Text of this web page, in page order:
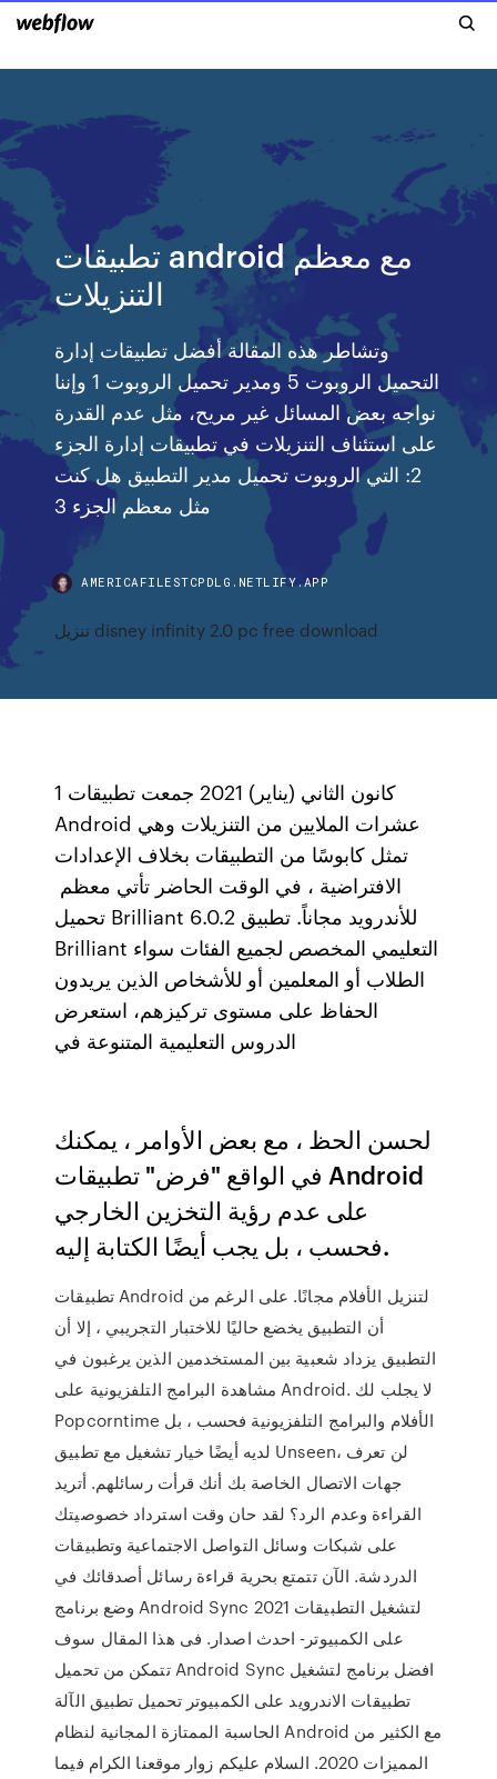
تطبيقات android مع معظم
التنزيلات
وتشاطر هذه المقالة أفضل تطبيقات إدارة
التحميل الروبوت 5 ومدير تحميل الروبوت 1 وإننا
نواجه بعض المسائل غير مريح، مثل عدم القدرة
على استئناف التنزيلات في تطبيقات إدارة الجزء
2: التي الروبوت تحميل مدير التطبيق هل كنت
مثل معظم الجزء 3
AMERICAFILESTCPDLG.NETLIFY.APP
تنزيل disney infinity 2.0 pc free download
1 كانون الثاني (يناير) 2021 جمعت تطبيقات
Android عشرات الملايين من التنزيلات وهي
تمثل كابوسًا من التطبيقات بخلاف الإعدادات
الافتراضية ، في الوقت الحاضر تأتي معظم
تحميل Brilliant 6.0.2 للأندرويد مجاناً. تطبيق
Brilliant التعليمي المخصص لجميع الفئات سواء
الطلاب أو المعلمين أو للأشخاص الذين يريدون
الحفاظ على مستوى تركيزهم، استعرض
الدروس التعليمية المتنوعة في
لحسن الحظ ، مع بعض الأوامر ، يمكنك
في الواقع "فرض" تطبيقات Android
على عدم رؤية التخزين الخارجي
فحسب ، بل يجب أيضًا الكتابة إليه.
تطبيقات Android لتنزيل الأفلام مجانًا. على الرغم من
أن التطبيق يخضع حاليًا للاختبار التجريبي ، إلا أن
التطبيق يزداد شعبية بين المستخدمين الذين يرغبون في
مشاهدة البرامج التلفزيونية على Android. لا يجلب لك
Popcorntime الأفلام والبرامج التلفزيونية فحسب ، بل
لديه أيضًا خيار تشغيل مع تطبيق Unseen، لن تعرف
جهات الاتصال الخاصة بك أنك قرأت رسائلهم. أتريد
القراءة وعدم الرد؟ لقد حان وقت استرداد خصوصيتك
على شبكات وسائل التواصل الاجتماعية وتطبيقات
الدردشة. الآن تتمتع بحرية قراءة رسائل أصدقائك في
وضع برنامج Android Sync 2021 لتشغيل التطبيقات
على الكمبيوتر- احدث اصدار. فى هذا المقال سوف
تتمكن من تحميل Android Sync افضل برنامج لتشغيل
تطبيقات الاندرويد على الكمبيوتر تحميل تطبيق الآلة
الحاسبة الممتازة المجانية لنظام Android مع الكثير من
المميزات 2020. السلام عليكم زوار موقعنا الكرام فيما